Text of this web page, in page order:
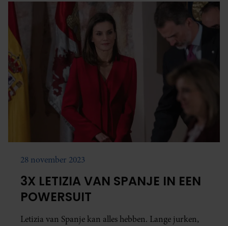
28 november 2023
3X LETIZIA VAN SPANJE IN EEN
POWERSUIT
Letizia van Spanje kan alles hebben. Lange jurken,